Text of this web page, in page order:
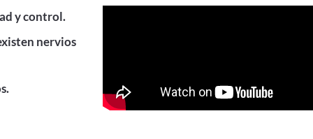
y control.
nervios